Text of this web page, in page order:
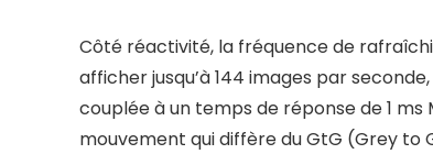
Côté réactivité, la fréquence de
afficher jusqu’à 144 images par
couplée à un temps de réponse de 1
mouvement qui diffère du GtG (Grey to